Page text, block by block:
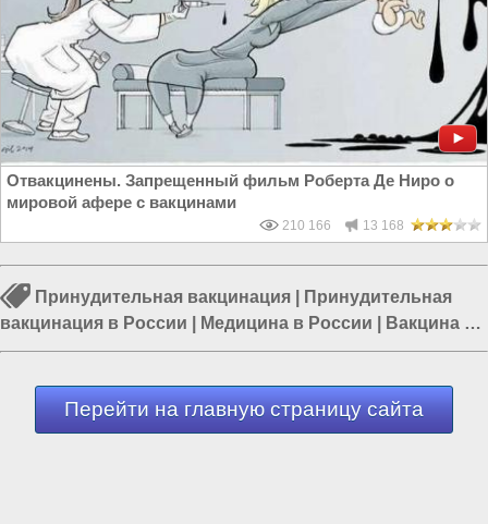
Отвакцинены. Запрещенный фильм Роберта Де Ниро о
мировой афере с вакцинами
210 166 13 168
Принудительная вакцинация
Принудительная
вакцинация в России
Медицина в России
Вакцина в
России|Россия и Запад|Вакцинация от коронавируса
Перейти на главную страницу сайта